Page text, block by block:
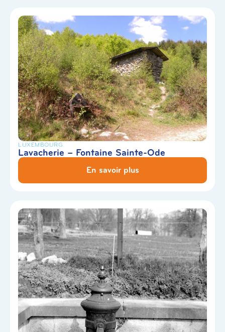
LUXEMBOURG
Lavacherie – Fontaine Sainte-Ode
En savoir plus